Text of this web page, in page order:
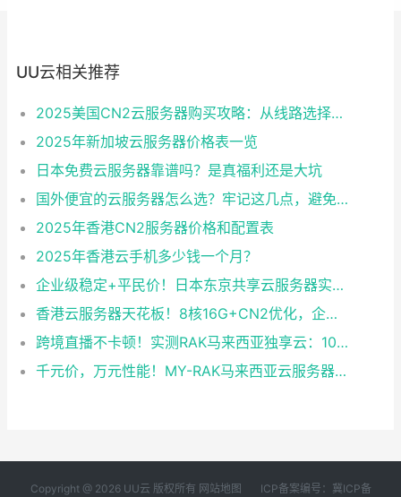
UU云相关推荐
2025美国CN2云服务器购买攻略：从线路选择到实操最全指南
2025年新加坡云服务器价格表一览
日本免费云服务器靠谱吗？是真福利还是大坑
国外便宜的云服务器怎么选？牢记这几点，避免踩坑
2025年香港CN2服务器价格和配置表
2025年香港云手机多少钱一个月？
企业级稳定+平民价！日本东京共享云服务器实测：CentOS 7.9系统+资源隔离，稳定性达99.99%
香港云服务器天花板！8核16G+CN2优化，企业级数据安全+毫秒级延迟双保险！
跨境直播不卡顿！实测RAK马来西亚独享云：1080P推流稳定，首月6折优惠中
千元价，万元性能！MY-RAK马来西亚云服务器：首月5折+免费SEO工具，中小企业出海“降本神器”
Copyright @ 2026 UU云 版权所有 网站地图 ICP备案编号：冀ICP备